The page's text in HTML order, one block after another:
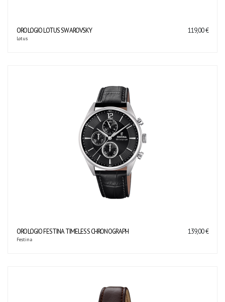
OROLOGIO LOTUS SWAROVSKY
Lotus
119,00 €
OROLOGIO FESTINA TIMELESS CHRONOGRAPH
Festina
139,00 €